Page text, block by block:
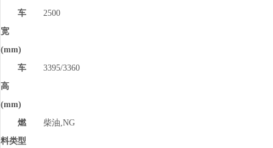
车
宽
(mm)
2500
车
高
(mm)
3395/3360
燃
料类型
柴油,NG